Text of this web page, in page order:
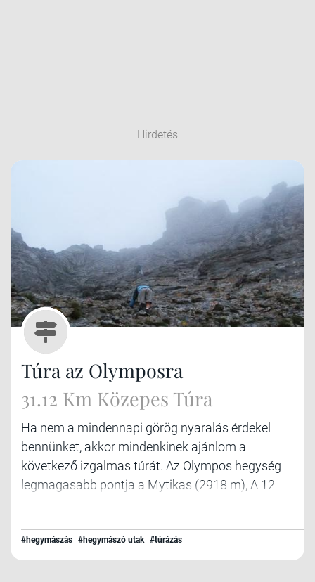
Hirdetés
Túra az Olymposra
31.12 Km Közepes Túra
Ha nem a mindennapi görög nyaralás érdekel
bennünket, akkor mindenkinek ajánlom a
következő izgalmas túrát. Az Olympos hegység
legmagasabb pontja a Mytikas (2918 m), A 12
kényelmesebb 2 napos túra árán lehet feljutni.
#hegymászás #hegymászó utak #túrázás